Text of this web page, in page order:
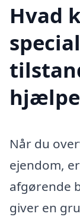
Hvad
Når du
ejendom,
afgørende
giver en